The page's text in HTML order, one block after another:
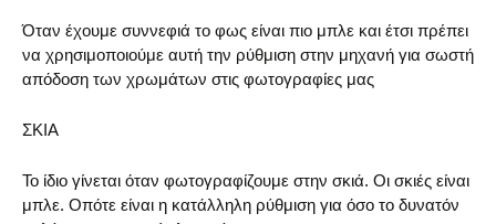
Όταν έχουμε συννεφιά το φως είναι πιο μπλε και έτσι πρέπει
να χρησιμοποιούμε αυτή την ρύθμιση στην μηχανή για σωστή
απόδοση των χρωμάτων στις φωτογραφίες μας
ΣΚΙΑ
Το ίδιο γίνεται όταν φωτογραφίζουμε στην σκιά. Οι σκιές είναι
μπλε. Οπότε είναι η κατάλληλη ρύθμιση για όσο το δυνατόν